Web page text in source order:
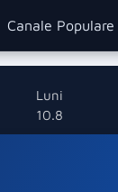
Canale Populare
Luni
10.8